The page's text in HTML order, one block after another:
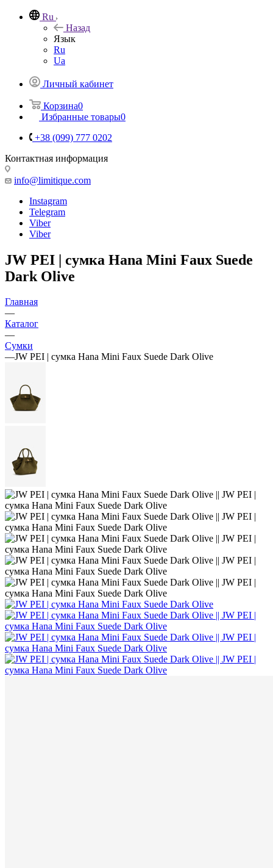
Ru
Назад
Язык
Ru
Ua
Личный кабинет
Корзина0
Избранные товары0
+38 (099) 777 0202
Контактная информация
info@limitique.com
Instagram
Telegram
Viber
Viber
JW PEI | сумка Hana Mini Faux Suede
Dark Olive
Главная
—
Каталог
—
Сумки
—JW PEI | сумка Hana Mini Faux Suede Dark Olive